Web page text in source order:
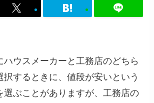
ハウスメーカーと工務店のどちら
択するときに、値段が安いという
選ぶことがありますが、工務店の